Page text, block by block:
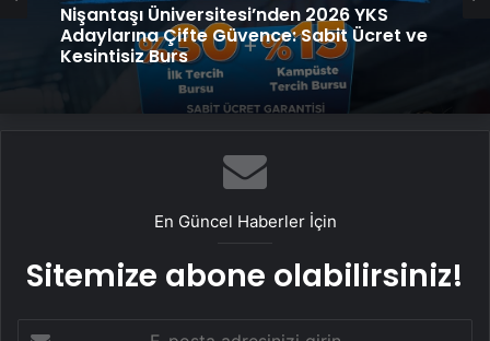
Nişantaşı Üniversitesi’nden 2026 YKS
Adaylarına Çifte Güvence: Sabit Ücret ve
Kesintisiz Burs
En Güncel Haberler İçin
Sitemize abone olabilirsiniz!